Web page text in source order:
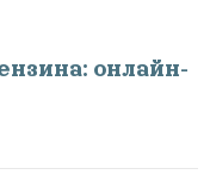
онлайн-